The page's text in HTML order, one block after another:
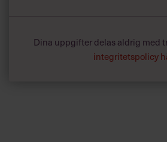
Dina uppgifter delas aldrig med
integritetspolicy